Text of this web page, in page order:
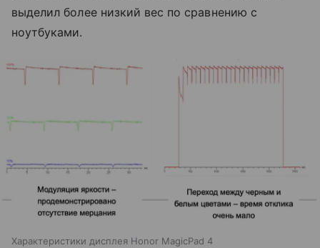
выделил более низкий вес по сравнению с
ноутбуками.
Характеристики дисплея Honor MagicPad 4